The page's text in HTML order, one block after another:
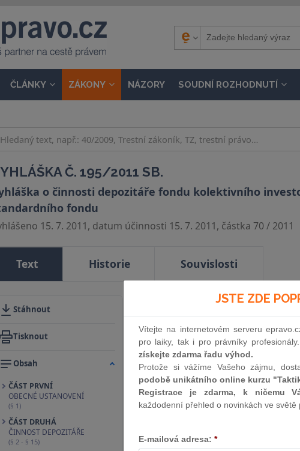
ČLÁNKY ZÁKONY NÁZORY SOUDNÍ ROZHODNUTÍ
Č. 195/2011 SB.
o činnosti depozitáře fondu kolektivního
fondu
15. 7. 2011, datum účinnosti 15. 7. 2011, částka 70 / 2011
Text Historie Souvislosti
Stáhnout
Tisknout
Obsah
ČÁST PRVNÍ
OBECNÉ USTANOVENÍ
(§ 1)
ČÁST DRUHÁ
ČINNOST DEPOZITÁŘE
(§ 2 - § 15)
ze
o činnosti depozitáře
JSTE ZDE
Vítejte na internetovém serveru
pro laiky, tak i pro právníky
získejte zdarma řadu výhod.
Protože si vážíme Vašeho zájmu,
podobě unikátního online kurzu
Registrace je zdarma, k ničemu
každodenní přehled o novinkách ve světě
E-mailová adresa: *